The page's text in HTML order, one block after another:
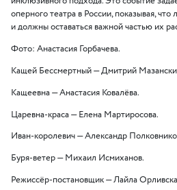
оперного театра в России, показывая,
и должны оставаться важной частью их
Фото: Анастасия Горбачева.
Кащей Бессмертный — Дмитрий
Кащеевна — Анастасия Ковалёва.
Царевна-краса — Елена Мартиросова.
Иван-королевич — Александр
Буря-ветер — Михаил Исмиханов.
Режиссёр-постановщик — Лайла